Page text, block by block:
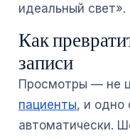
идеальный свет».
Как
записи
Просмотры — не
пациенты, и одно
автоматически.